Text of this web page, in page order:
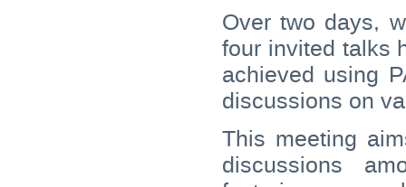
Over two days,
four invited talks
achieved using
discussions on
This meeting
discussions